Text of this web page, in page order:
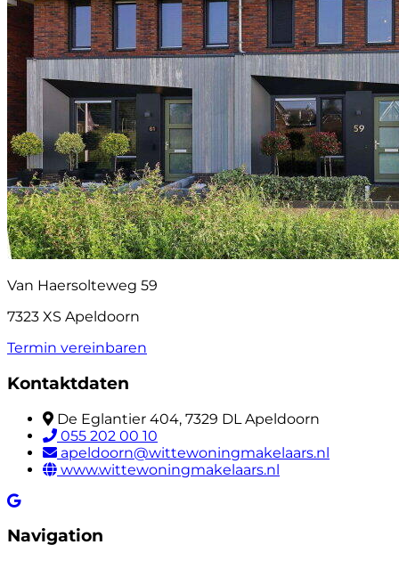
Van Haersolteweg 59
7323 XS Apeldoorn
Termin vereinbaren
Kontaktdaten
De Eglantier 404, 7329 DL Apeldoorn
055 202 00 10
apeldoorn@wittewoningmakelaars.nl
www.wittewoningmakelaars.nl
Navigation